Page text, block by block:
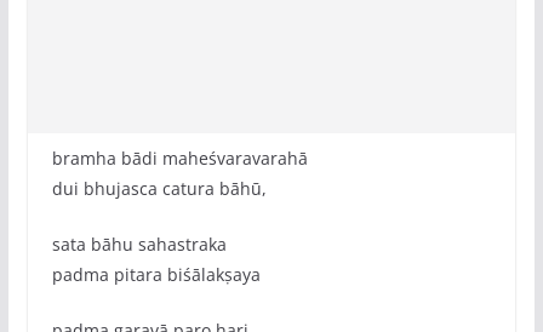
bramha bādi maheśvaravarahā
dui bhujasca catura bāhū,
sata bāhu sahastraka
padma pitara biśālakṣaya